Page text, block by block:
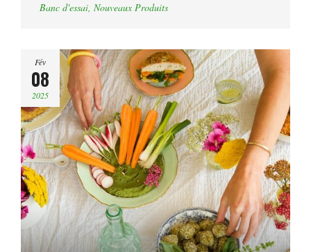
Banc d'essai, Nouveaux Produits
Fév
08
2025